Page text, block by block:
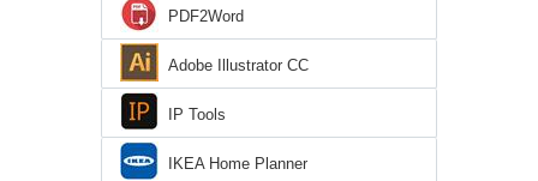
PDF2Word
Adobe Illustrator CC
IP Tools
IKEA Home Planner